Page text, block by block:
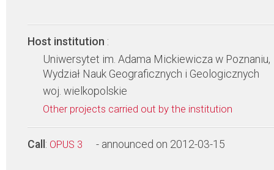
Host institution :
Uniwersytet im. Adama Mickiewicza w Poznaniu,
Wydział Nauk Geograficznych i Geologicznych
woj. wielkopolskie
Other projects carried out by the institution
Call : OPUS 3 - announced on 2012-03-15